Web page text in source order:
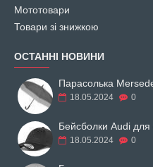
Мототовари
Товари зі знижкою
ОСТАННІ НОВИНИ
Парасолька
18.05.2024 0
Бейсболки Audi для
18.05.2024 0